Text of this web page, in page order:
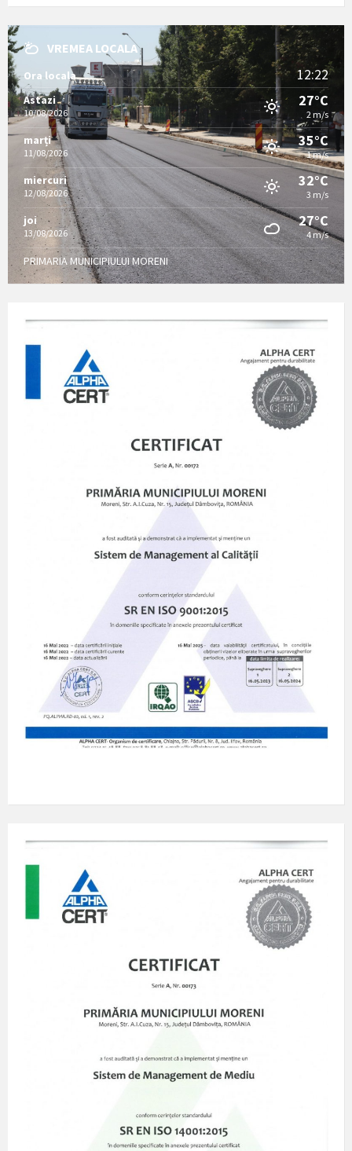
VREMEA LOCALA
Ora locala 12:22
Astazi
10/08/2026
27°C
2 m/s
marți
11/08/2026
35°C
1 m/s
miercuri
12/08/2026
32°C
3 m/s
joi
13/08/2026
27°C
4 m/s
PRIMARIA MUNICIPIULUI MORENI